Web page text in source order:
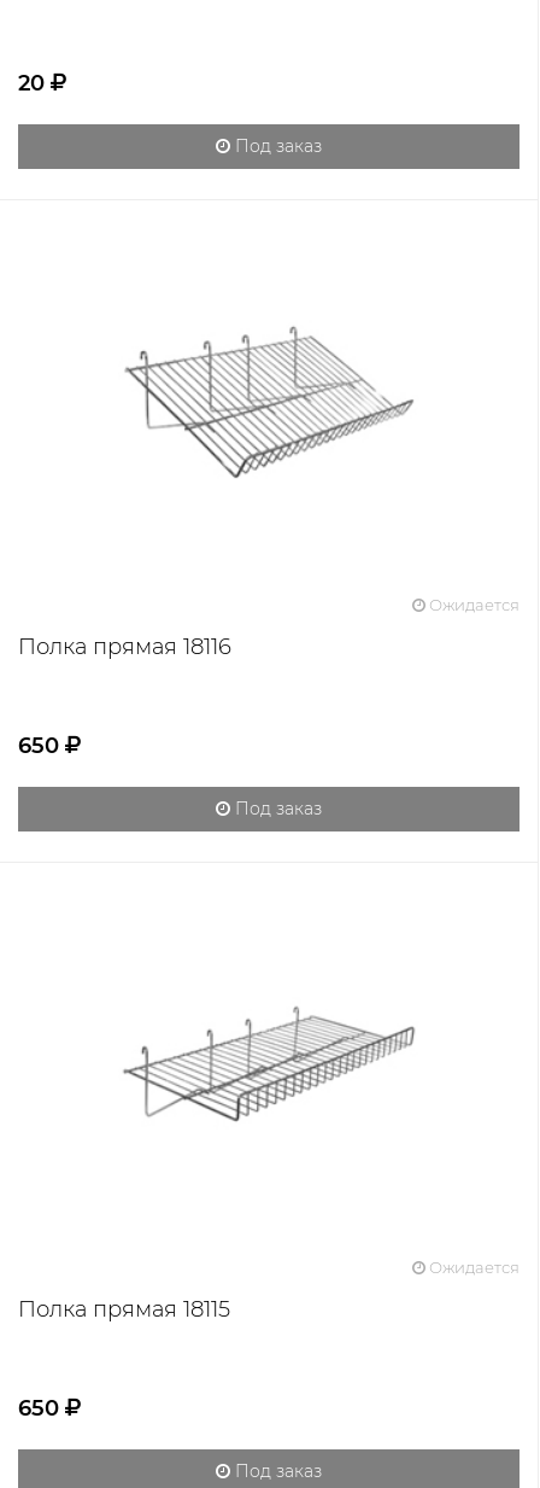
20
Под заказ
Ожидается
Полка прямая 18116
650
Под заказ
Ожидается
Полка прямая 18115
650
Под заказ